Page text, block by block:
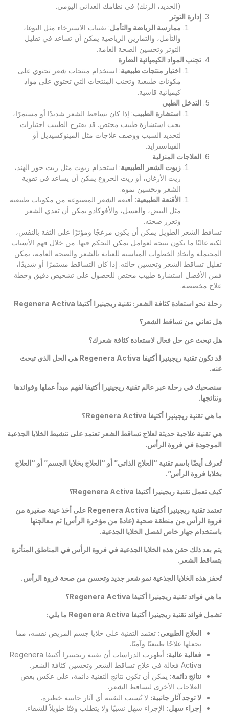
(الحديد، الزنك) في نظامك الغذائي اليومي.
إدارة التوتر
ممارسة الرياضة والتأمل: تقنيات الاسترخاء مثل اليوغا،
والتأمل، والتمارين الرياضية يمكن أن تساعد في تقليل
التوتر وتحسين الصحة العامة.
تجنب المواد الكيميائية الضارة
اختيار منتجات طبيعية: استخدام منتجات شعر تحتوي على
مكونات طبيعية وتجنب المنتجات التي تحتوي على مواد
كيميائية قاسية.
التدخل الطبي
استشارة الطبيب: إذا كان تساقط الشعر شديدًا أو مستمرًا،
يجب استشارة طبيب مختص. قد يقترح الطبيب اختبارات
لتحديد السبب ووصف علاجات مثل المينوكسيديل أو
الفيناسترايد.
العلاجات المنزلية
زيوت الشعر الطبيعية: استخدام زيوت مثل زيت جوز الهند،
زيت الأرغان، أو زيت الخروع يمكن أن يساعد في تقوية
الشعر وتحسين نموه.
الأقنعة الطبيعية: أقنعة الشعر المصنوعة من مكونات طبيعية
مثل البيض، والعسل، والأفوكادو يمكن أن تغذي الشعر
وتعزز صحته.
تساقط الشعر الطويل يمكن أن يكون مزعجًا ومؤثرًا على الثقة بالنفس،
لكنه غالبًا ما يكون نتيجة لعوامل يمكن التحكم فيها. من خلال فهم الأسباب
المحتملة واتخاذ الخطوات المناسبة للعناية بالشعر والصحة العامة، يمكن
تقليل تساقط الشعر وتحسين حالته. إذا كان التساقط مستمرًا أو شديدًا،
فمن الأفضل استشارة طبيب مختص للحصول على تشخيص دقيق وخطة
علاج مخصصة.
رحلة نحو استعادة كثافة الشعر: تقنية ريجينيرا أكتيفا Regenera Activa
هل تعاني من تساقط الشعر؟
هل تبحث عن حل فعال لاستعادة كثافة شعرك؟
قد تكون تقنية ريجينيرا أكتيفا Regenera Activa هي الحل الذي تبحث
عنه.
سنصحبك في رحلة عبر عالم تقنية ريجينيرا أكتيفا لفهم مبدأ عملها وفوائدها
ونتائجها.
ما هي تقنية ريجينيرا أكتيفا Regenera Activa؟
هي تقنية علاجية حديثة لعلاج تساقط الشعر تعتمد على تنشيط الخلايا الجذعية
الموجودة في فروة الرأس.
تُعرف أيضًا باسم تقنية “العلاج الذاتي” أو “العلاج بخلايا الجسم” أو “العلاج
بخلايا فروة الرأس”.
كيف تعمل تقنية ريجينيرا أكتيفا Regenera Activa؟
تعتمد تقنية ريجينيرا أكتيفا Regenera Activa على أخذ عينة صغيرة من
فروة الرأس من منطقة صحية (عادةً من مؤخرة الرأس) ثم معالجتها
باستخدام جهاز خاص لفصل الخلايا الجذعية.
يتم بعد ذلك حقن هذه الخلايا الجذعية في فروة الرأس في المناطق المتأثرة
بتساقط الشعر.
تُحفز هذه الخلايا الجذعية نمو شعر جديد وتحسن من صحة فروة الرأس.
ما هي فوائد تقنية ريجينيرا أكتيفا Regenera Activa؟
تشمل فوائد تقنية ريجينيرا أكتيفا Regenera Activa ما يلي:
العلاج الطبيعي: تعتمد التقنية على خلايا جسم المريض نفسه، مما
يجعلها علاجًا طبيعيًا وآمنًا.
فعالية عالية:
أظهرت الدراسات أن تقنية ريجينيرا أكتيفا Regenera
Activa فعالة في علاج تساقط الشعر وتحسين كثافة الشعر.
نتائج دائمة: يمكن أن تكون نتائج التقنية دائمة، على عكس بعض
العلاجات الأخرى لتساقط الشعر.
لا توجد آثار جانبية: لا تُسبب التقنية أي آثار جانبية خطيرة.
إجراء سهل: الإجراء سهل نسبيًا ولا يتطلب وقتًا طويلاً للشفاء.